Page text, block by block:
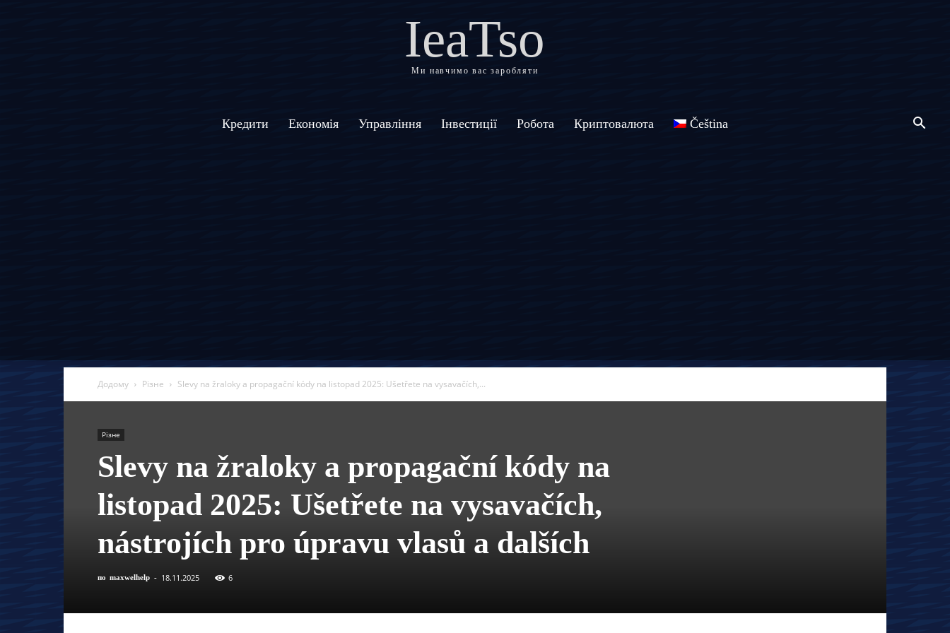
IeaTso
Ми навчимо вас заробляти
Кредити Економія Управління Інвестиції Робота Криптовалюта Čeština
Додому Різне Slevy na žraloky a propagační kódy na listopad 2025: Ušetřete na vysavačích,...
Різне
Slevy na žraloky a propagační kódy na
listopad 2025: Ušetřete na vysavačích,
nástrojích pro úpravu vlasů a dalších
по maxwelhelp - 18.11.2025 6